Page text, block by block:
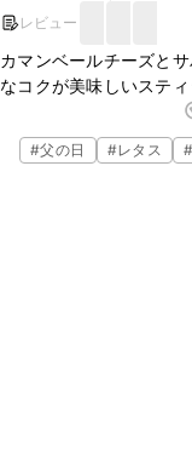
レビュー
カマンベールチーズと
なコクが美味しいステ
サバの味噌煮缶を使用
見た目も華やかなので
としてもオススメです
#父の日 #レタス #